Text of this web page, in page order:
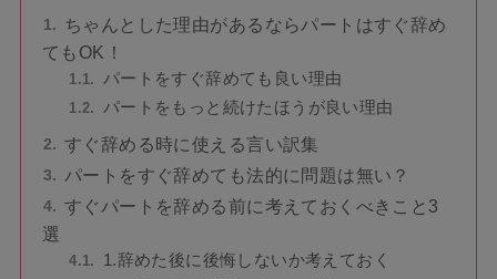
ちゃんとした理由があるならパートはすぐ辞め
てもOK！
パートをすぐ辞めても良い理由
パートをもっと続けたほうが良い理由
すぐ辞める時に使える言い訳集
パートをすぐ辞めても法的に問題は無い？
すぐパートを辞める前に考えておくべきこと3
選
1.辞めた後に後悔しないか考えておく